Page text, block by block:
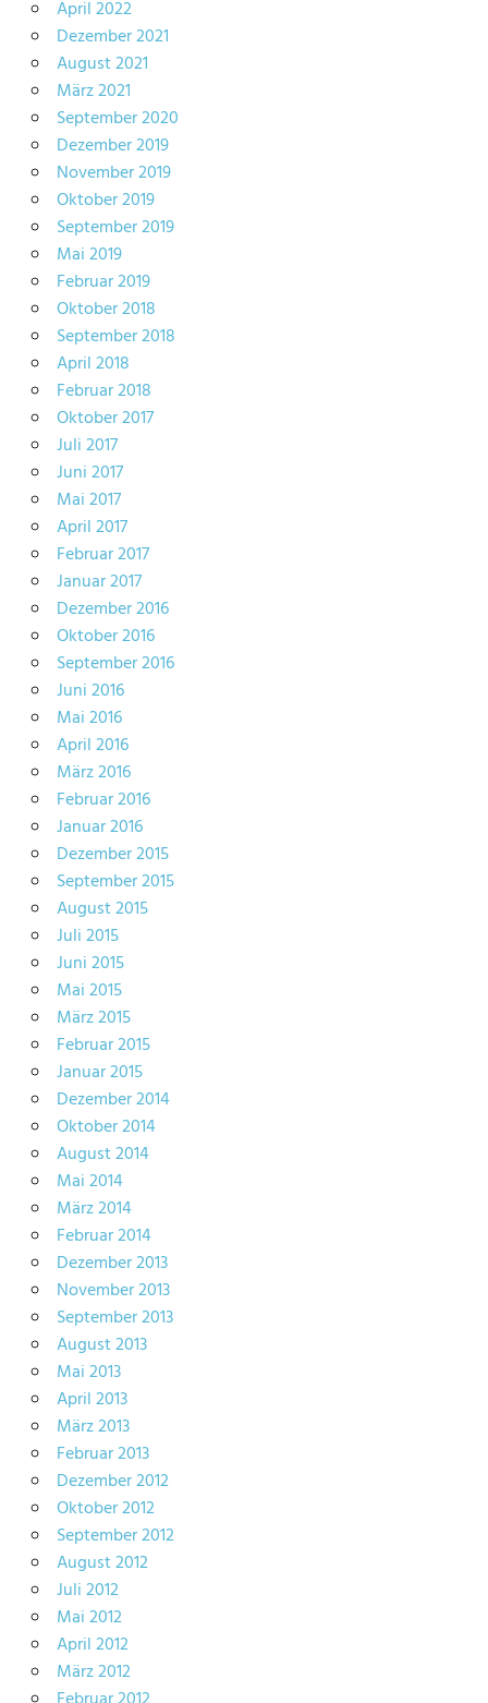
April 2022
Dezember 2021
August 2021
März 2021
September 2020
Dezember 2019
November 2019
Oktober 2019
September 2019
Mai 2019
Februar 2019
Oktober 2018
September 2018
April 2018
Februar 2018
Oktober 2017
Juli 2017
Juni 2017
Mai 2017
April 2017
Februar 2017
Januar 2017
Dezember 2016
Oktober 2016
September 2016
Juni 2016
Mai 2016
April 2016
März 2016
Februar 2016
Januar 2016
Dezember 2015
September 2015
August 2015
Juli 2015
Juni 2015
Mai 2015
März 2015
Februar 2015
Januar 2015
Dezember 2014
Oktober 2014
August 2014
Mai 2014
März 2014
Februar 2014
Dezember 2013
November 2013
September 2013
August 2013
Mai 2013
April 2013
März 2013
Februar 2013
Dezember 2012
Oktober 2012
September 2012
August 2012
Juli 2012
Mai 2012
April 2012
März 2012